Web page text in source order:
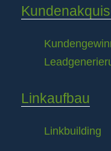
Linkaufbau
Linkbuilding